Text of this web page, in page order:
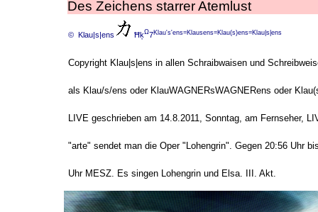
Des Zeichens starrer Atemlust
© Klau|s|ens ĦķΩ7Klau's'ens=Klausens=Klau(s)ens=Klau|s|ens
Copyright Klau|s|ens in allen Schraibwaisen und
als Klau/s/ens oder KlauWAGNERsWAGNERens oder
LIVE geschrieben am 14.8.2011, Sonntag, am Fernseher,
"arte" sendet man die Oper "Lohengrin". Gegen 20:56 Uhr
Uhr MESZ. Es singen Lohengrin und Elsa. III. Akt.